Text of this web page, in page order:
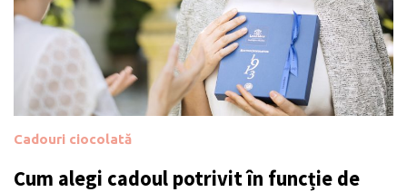
Cadouri ciocolată
Cum alegi cadoul potrivit în funcție de